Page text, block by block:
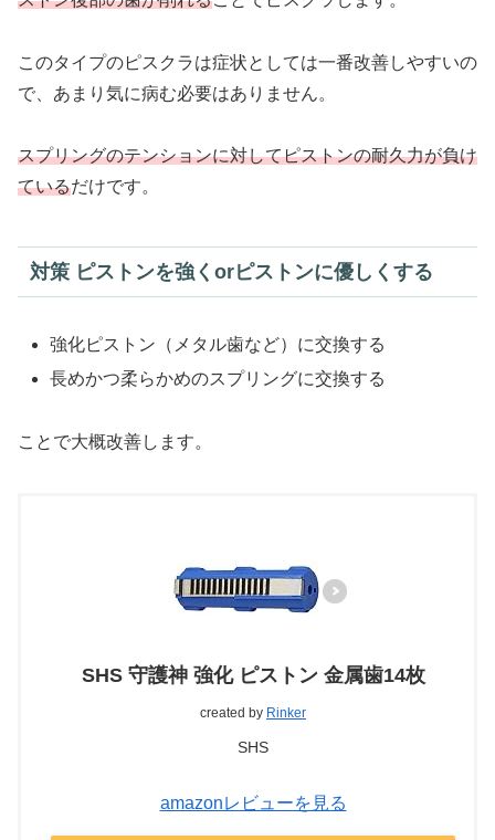
このタイプのピスクラは症状としては一番改善しやすいの
で、あまり気に病む必要はありません。
スプリングのテンションに対してピストンの耐久力が負け
ているだけです。
対策 ピストンを強くorピストンに優しくする
強化ピストン（メタル歯など）に交換する
長めかつ柔らかめのスプリングに交換する
ことで大概改善します。
SHS 守護神 強化 ピストン 金属歯14枚
created by Rinker
SHS
amazonレビューを見る